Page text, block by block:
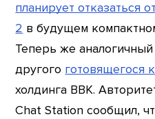
планирует отказаться
2 в будущем
Теперь же
другого готовящегося
холдинга BBK.
Chat Station сообщил,